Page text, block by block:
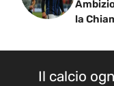
la
Il calcio